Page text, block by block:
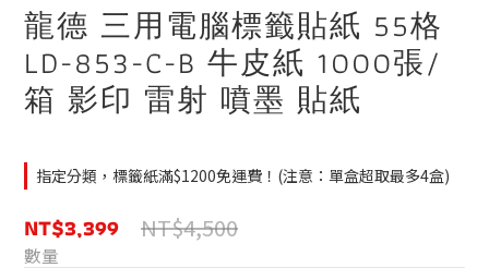
龍德 三用電腦標籤貼紙 55格
LD-853-C-B 牛皮紙 1000張/
箱 影印 雷射 噴墨 貼紙
指定分類，標籤紙滿$1200免運費！(注意：單盒超取最多4盒)
NT$3,399 NT$4,500
數量